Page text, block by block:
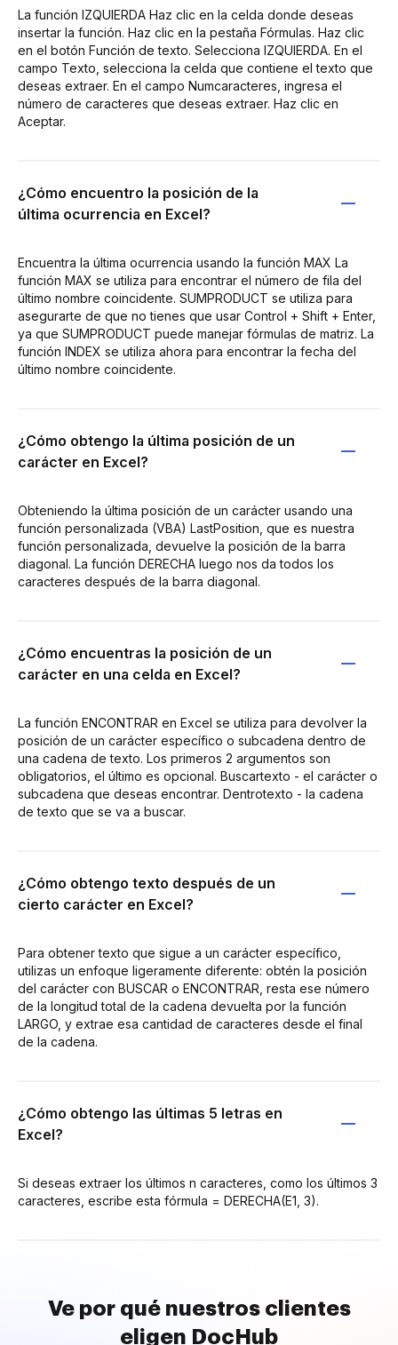
La función IZQUIERDA Haz clic en la celda donde deseas
insertar la función. Haz clic en la pestaña Fórmulas. Haz clic
en el botón Función de texto. Selecciona IZQUIERDA. En el
campo Texto, selecciona la celda que contiene el texto que
deseas extraer. En el campo Numcaracteres, ingresa el
número de caracteres que deseas extraer. Haz clic en
Aceptar.
¿Cómo encuentro la posición de la
última ocurrencia en Excel?
Encuentra la última ocurrencia usando la función MAX La
función MAX se utiliza para encontrar el número de fila del
último nombre coincidente. SUMPRODUCT se utiliza para
asegurarte de que no tienes que usar Control + Shift + Enter,
ya que SUMPRODUCT puede manejar fórmulas de matriz. La
función INDEX se utiliza ahora para encontrar la fecha del
último nombre coincidente.
¿Cómo obtengo la última posición de un
carácter en Excel?
Obteniendo la última posición de un carácter usando una
función personalizada (VBA) LastPosition, que es nuestra
función personalizada, devuelve la posición de la barra
diagonal. La función DERECHA luego nos da todos los
caracteres después de la barra diagonal.
¿Cómo encuentras la posición de un
carácter en una celda en Excel?
La función ENCONTRAR en Excel se utiliza para devolver la
posición de un carácter específico o subcadena dentro de
una cadena de texto. Los primeros 2 argumentos son
obligatorios, el último es opcional. Buscartexto - el carácter o
subcadena que deseas encontrar. Dentrotexto - la cadena
de texto que se va a buscar.
¿Cómo obtengo texto después de un
cierto carácter en Excel?
Para obtener texto que sigue a un carácter específico,
utilizas un enfoque ligeramente diferente: obtén la posición
del carácter con BUSCAR o ENCONTRAR, resta ese número
de la longitud total de la cadena devuelta por la función
LARGO, y extrae esa cantidad de caracteres desde el final
de la cadena.
¿Cómo obtengo las últimas 5 letras en
Excel?
Si deseas extraer los últimos n caracteres, como los últimos 3
caracteres, escribe esta fórmula = DERECHA(E1, 3).
Ve por qué nuestros clientes
eligen DocHub